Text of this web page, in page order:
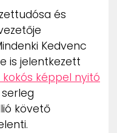
és
Kedvenc
is jelentkezett
kokós képpel nyitó
követő